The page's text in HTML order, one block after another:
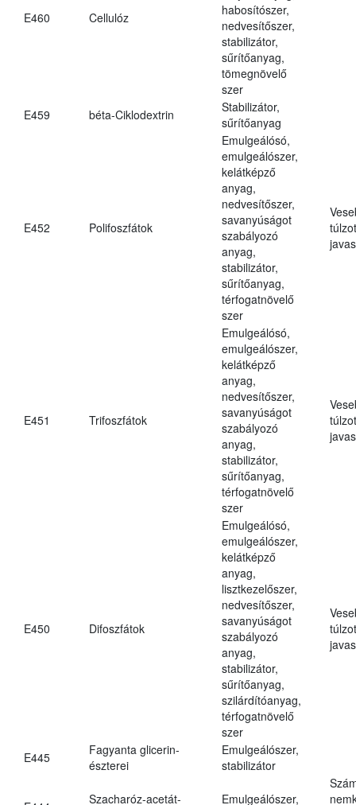
E460 Cellulóz
habosítószer,
nedvesítőszer,
stabilizátor,
sűrítőanyag,
tömegnövelő
szer
E459
béta-Ciklodextrin
Stabilizátor,
sűrítőanyag
E452 Polifoszfátok
Emulgeálósó,
emulgeálószer,
kelátképző
anyag,
nedvesítőszer,
savanyúságot
szabályozó
anyag,
stabilizátor,
sűrítőanyag,
térfogatnövelő
szer
E451 Trifoszfátok
Emulgeálósó,
emulgeálószer,
kelátképző
anyag,
nedvesítőszer,
savanyúságot
szabályozó
anyag,
stabilizátor,
sűrítőanyag,
térfogatnövelő
szer
E450 Difoszfátok
Emulgeálósó,
emulgeálószer,
kelátképző
anyag,
lisztkezelőszer,
nedvesítőszer,
savanyúságot
szabályozó
anyag,
stabilizátor,
sűrítőanyag,
szilárdítóanyag,
térfogatnövelő
szer
E445
Fagyanta glicerin-
észterei
Emulgeálószer,
stabilizátor
Szacharóz-acetát- Emulgeálószer,